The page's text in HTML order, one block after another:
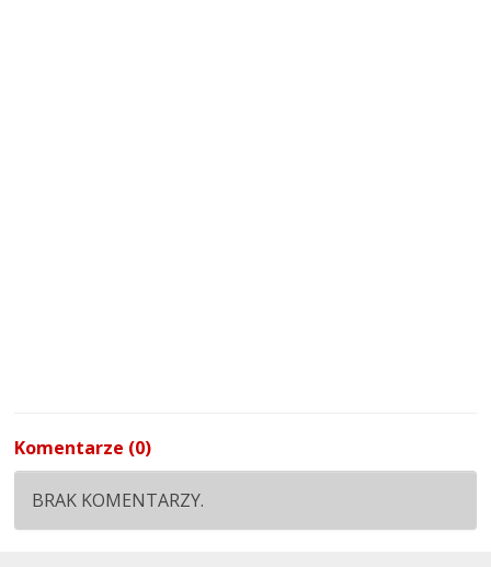
Komentarze (0)
BRAK KOMENTARZY.